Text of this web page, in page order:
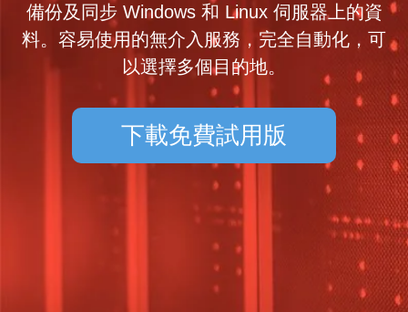
備份及同步 Windows 和 Linux 伺服器上的資
料。容易使用的無介入服務，完全自動化，可
以選擇多個目的地。
下載免費試用版